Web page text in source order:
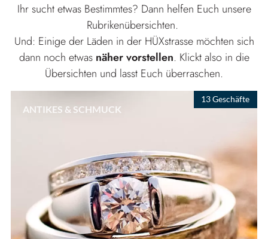
Ihr sucht etwas Bestimmtes? Dann helfen Euch unsere
Rubrikenübersichten.
Und: Einige der Läden in der HÜXstrasse möchten sich
dann noch etwas näher vorstellen. Klickt also in die
Übersichten und lasst Euch überraschen.
ANTIKES & SCHMUCK
13 Geschäfte